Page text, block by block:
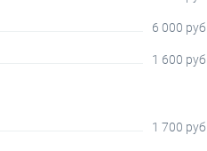
6 000 руб.
1 600 руб.
1 700 руб.